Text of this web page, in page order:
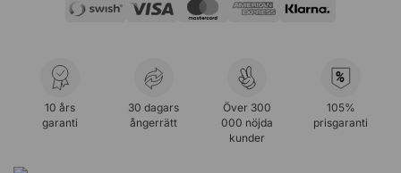
10 års
garanti
30 dagars
ångerrätt
Över 300
000 nöjda
kunder
%
105%
prisgaranti